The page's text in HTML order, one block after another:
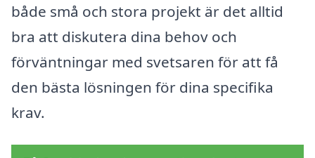
både små och stora projekt är det alltid
bra att diskutera dina behov och
förväntningar med svetsaren för att få
den bästa lösningen för dina specifika
krav.